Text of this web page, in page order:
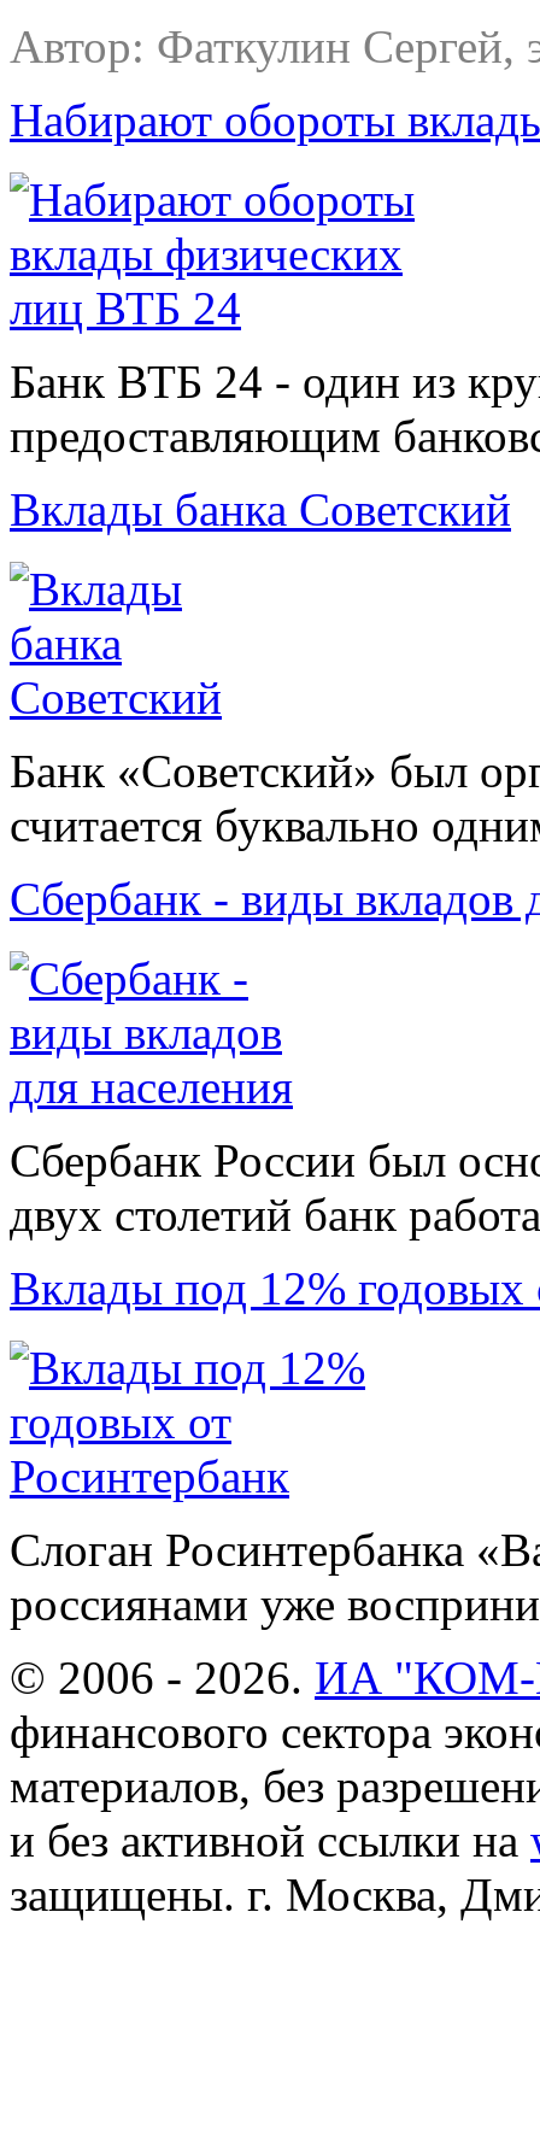
Автор: Фаткулин Сергей,
Набирают обороты
Банк ВТБ 24 - один из
предоставляющим
Вклады банка Советский
Банк «Советский» был
считается буквально
Сбербанк - виды вкладов
Сбербанк России был
двух столетий банк
Вклады под 12% годовых
Слоган Росинтербанка
россиянами уже
© 2006 - 2026. ИА
финансового сектора
материалов, без
и без активной ссылки на
защищены. г. Москва,